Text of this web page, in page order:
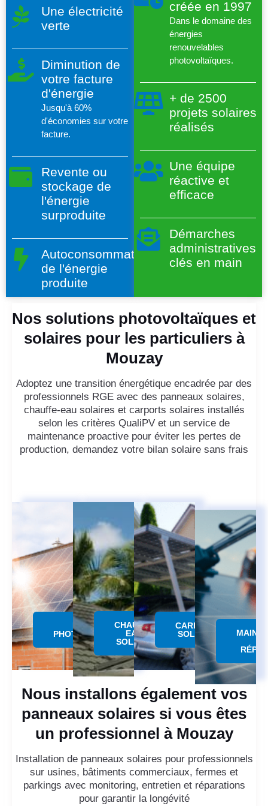
Une électricité
verte
Diminution de
votre facture
d'énergie
Jusqu'à 60%
d'économies sur votre
facture.
Revente ou
stockage de
l'énergie
surproduite
Autoconsommation
de l'énergie
produite
créée en 1997
Dans le domaine des
énergies
renouvelables
photovoltaïques.
+ de 2500
projets solaires
réalisés
Une équipe
réactive et
efficace
Démarches
administratives
clés en main
Nos solutions photovoltaïques et
solaires pour les particuliers à
Mouzay
Adoptez une transition énergétique encadrée par des
professionnels RGE avec des panneaux solaires,
chauffe-eau solaires et carports solaires installés
selon les critères QualiPV et un service de
maintenance proactive pour éviter les pertes de
production, demandez votre bilan solaire sans frais
PANNEAU
PHOTOVOLTAÏQUE
CHAUFFE
EAU
SOLAIRE
CARPORT
SOLAIRE
Nous installons également vos
panneaux solaires si vous êtes
un professionnel à Mouzay
Installation de panneaux solaires pour professionnels
sur usines, bâtiments commerciaux, fermes et
parkings avec monitoring, entretien et réparations
pour garantir la longévité